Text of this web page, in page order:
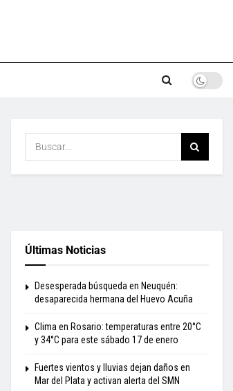
Últimas Noticias
Desesperada búsqueda en Neuquén:
desaparecida hermana del Huevo Acuña
Clima en Rosario: temperaturas entre 20°C
y 34°C para este sábado 17 de enero
Fuertes vientos y lluvias dejan daños en
Mar del Plata y activan alerta del SMN